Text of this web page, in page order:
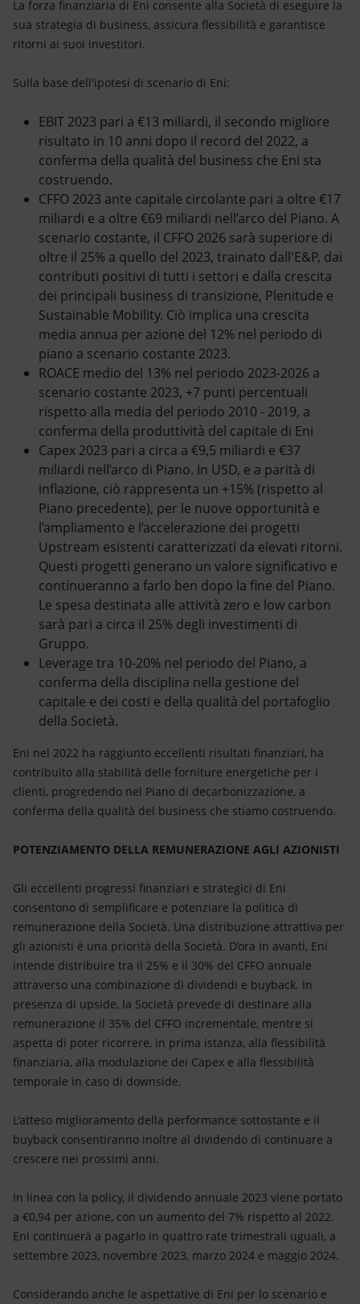
La forza finanziaria di Eni consente alla Società di eseguire la
sua strategia di business, assicura flessibilità e garantisce
ritorni ai suoi investitori.
Sulla base dell'ipotesi di scenario di Eni:
EBIT 2023 pari a €13 miliardi, il secondo migliore
risultato in 10 anni dopo il record del 2022, a
conferma della qualità del business che Eni sta
costruendo.
CFFO 2023 ante capitale circolante pari a oltre €17
miliardi e a oltre €69 miliardi nell’arco del Piano. A
scenario costante, il CFFO 2026 sarà superiore di
oltre il 25% a quello del 2023, trainato dall'E&P, dai
contributi positivi di tutti i settori e dalla crescita
dei principali business di transizione, Plenitude e
Sustainable Mobility. Ciò implica una crescita
media annua per azione del 12% nel periodo di
piano a scenario costante 2023.
ROACE medio del 13% nel periodo 2023-2026 a
scenario costante 2023, +7 punti percentuali
rispetto alla media del periodo 2010 - 2019, a
conferma della produttività del capitale di Eni
Capex 2023 pari a circa a €9,5 miliardi e €37
miliardi nell’arco di Piano. In USD, e a parità di
inflazione, ciò rappresenta un +15% (rispetto al
Piano precedente), per le nuove opportunità e
l’ampliamento e l’accelerazione dei progetti
Upstream esistenti caratterizzati da elevati ritorni.
Questi progetti generano un valore significativo e
continueranno a farlo ben dopo la fine del Piano.
Le spesa destinata alle attività zero e low carbon
sarà pari a circa il 25% degli investimenti di
Gruppo.
Leverage tra 10-20% nel periodo del Piano, a
conferma della disciplina nella gestione del
capitale e dei costi e della qualità del portafoglio
della Società.
Eni nel 2022 ha raggiunto eccellenti risultati finanziari, ha
contribuito alla stabilità delle forniture energetiche per i
clienti, progredendo nel Piano di decarbonizzazione, a
conferma della qualità del business che stiamo costruendo.
POTENZIAMENTO DELLA REMUNERAZIONE AGLI AZIONISTI
Gli eccellenti progressi finanziari e strategici di Eni
consentono di semplificare e potenziare la politica di
remunerazione della Società. Una distribuzione attrattiva per
gli azionisti è una priorità della Società. D’ora in avanti, Eni
intende distribuire tra il 25% e il 30% del CFFO annuale
attraverso una combinazione di dividendi e buyback. In
presenza di upside, la Società prevede di destinare alla
remunerazione il 35% del CFFO incrementale, mentre si
aspetta di poter ricorrere, in prima istanza, alla flessibilità
finanziaria, alla modulazione dei Capex e alla flessibilità
temporale in caso di downside.
L'atteso miglioramento della performance sottostante e il
buyback consentiranno inoltre al dividendo di continuare a
crescere nei prossimi anni.
In linea con la policy, il dividendo annuale 2023 viene portato
a €0,94 per azione, con un aumento del 7% rispetto al 2022.
Eni continuerà a pagarlo in quattro rate trimestrali uguali, a
settembre 2023, novembre 2023, marzo 2024 e maggio 2024.
Considerando anche le aspettative di Eni per lo scenario e